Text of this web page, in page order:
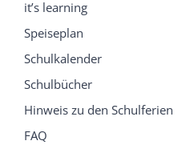
it’s learning
Speiseplan
Schulkalender
Schulbücher
Hinweis zu den Schulferien
FAQ